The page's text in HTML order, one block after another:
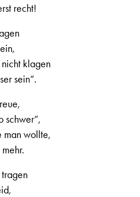
recht!
klagen
sein“.
schwer“,
man wollte,